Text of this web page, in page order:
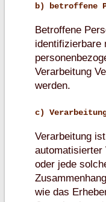
b) betroffene
Betroffene
identifizierbare
Verarbeitung
werden.
c)
Verarbeitung
automatisierter
oder jede
wie das